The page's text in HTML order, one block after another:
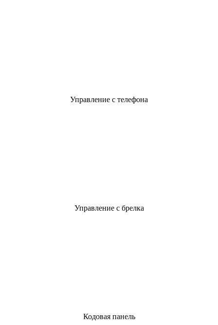
Управление с телефона
Управление с брелка
Кодовая панель